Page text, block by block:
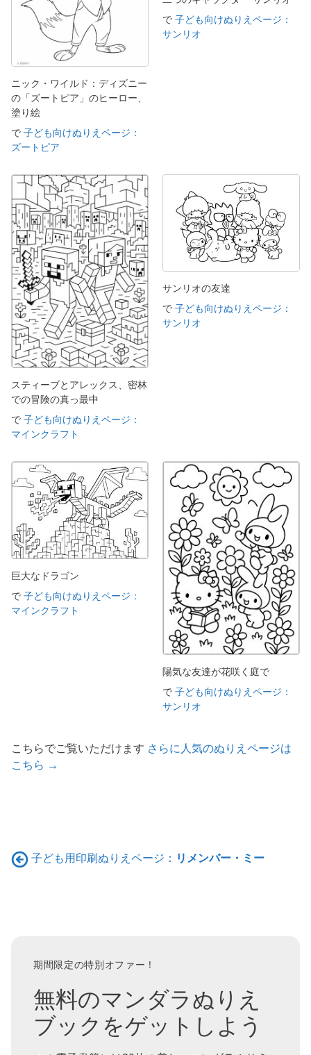
ニック・ワイルド：ディズニー
の「ズートピア」のヒーロー、
塗り絵
で 子ども向けぬりえページ：
ズートピア
で 子ども向けぬりえページ：
サンリオ
スティーブとアレックス、密林
での冒険の真っ最中
で 子ども向けぬりえページ：
マインクラフト
サンリオの友達
で 子ども向けぬりえページ：
サンリオ
巨大なドラゴン
で 子ども向けぬりえページ：
マインクラフト
陽気な友達が花咲く庭で
で 子ども向けぬりえページ：
サンリオ
こちらでご覧いただけます さらに人気のぬりえページは
こちら →
子ども用印刷ぬりえページ： リメンバー・ミー
期間限定の特別オファー！
無料のマンダラぬりえ
ブックをゲットしよう